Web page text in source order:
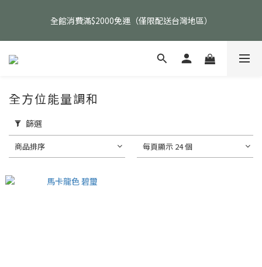
品除外）
全館消費滿$2000免運（僅限配送台灣地區）
父親節活動｜指定品項任選兩件88折（礦標｜高品水晶｜客製化商
全方位能量調和
篩選
商品排序 每頁顯示 24 個